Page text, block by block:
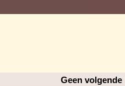
Geen volgende